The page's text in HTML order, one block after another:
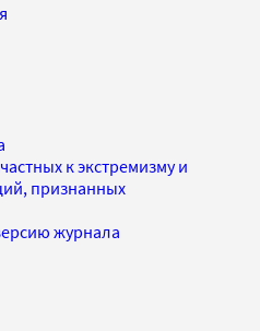
к экстремизму и
признанных
журнала